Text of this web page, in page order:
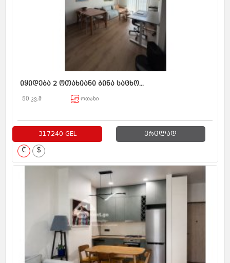
იყიდება 2 ოთახიანი ბინა საცხო...
50 კვ.მ ოთახი
317240 GEL ვრცლად
₾ $